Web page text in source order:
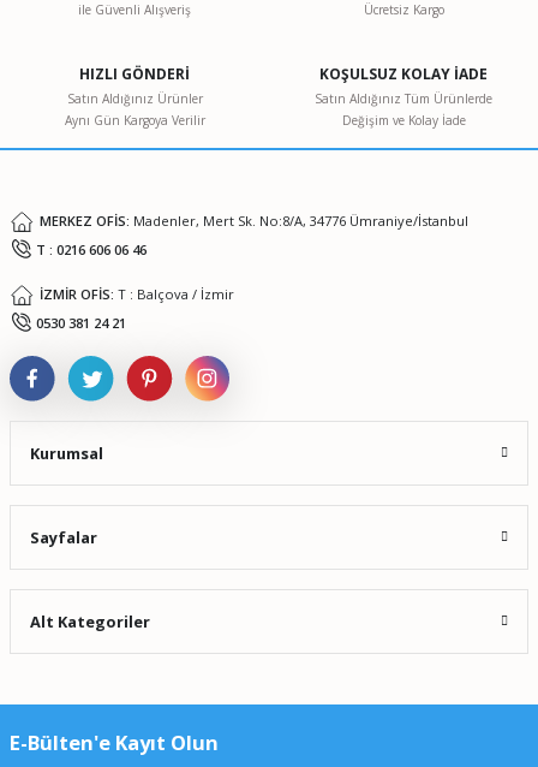
ile Güvenli Alışveriş
Ücretsiz Kargo
HIZLI GÖNDERİ
Satın Aldığınız Ürünler
Aynı Gün Kargoya Verilir
KOŞULSUZ KOLAY İADE
Satın Aldığınız Tüm Ürünlerde
Değişim ve Kolay İade
MERKEZ OFİS: Madenler, Mert Sk. No:8/A, 34776 Ümraniye/İstanbul
T : 0216 606 06 46
İZMİR OFİS: T : Balçova / İzmir
0530 381 24 21
Kurumsal
Sayfalar
Alt Kategoriler
E-Bülten'e Kayıt Olun